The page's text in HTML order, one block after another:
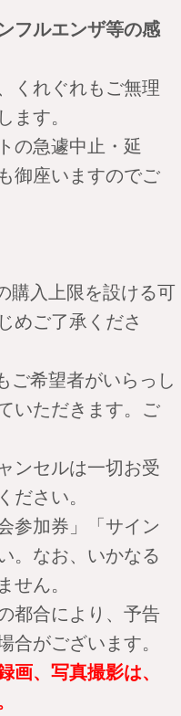
フルエンザ等の感
くれぐれもご無理
す。
の急遽中止・延
御座いますのでご
購入上限を設ける可
めご了承くださ
ご希望者がいらっし
いただきます。ご
ンセルは一切お受
さい。
参加券」「サイン
。なお、いかなる
ん。
都合により、予告
がございます。
画、写真撮影は、